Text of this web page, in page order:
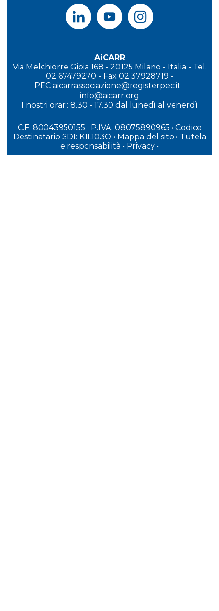
AiCARR
Via Melchiorre Gioia 168 - 20125 Milano - Italia - Tel.
02 67479270 - Fax 02 37928719 -
PEC aicarrassociazione@registerpec.it -
info@aicarr.org
I nostri orari: 8.30 - 17.30 dal lunedì al venerdì
C.F. 80043950155 • P.IVA. 08075890965 • Codice
Destinatario SDI: K1L103O • Mappa del sito • Tutela
e responsabilità • Privacy •